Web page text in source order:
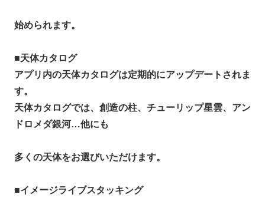
始められます。
■天体カタログ
アプリ内の天体カタログは定期的にアップデートされま
す。
天体カタログでは、創造の柱、チューリップ星雲、アン
ドロメダ銀河…他にも
多くの天体をお選びいただけます。
■イメージライブスタッキング